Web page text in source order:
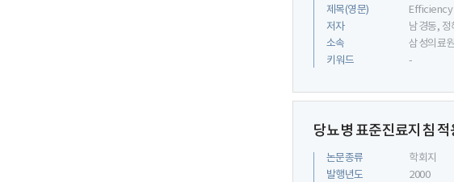
제목(영문)
저자
남경동,
소속
삼성의료
키워드
-
당뇨병 표준진료지침
논문종류
학회지
발행년도
2000